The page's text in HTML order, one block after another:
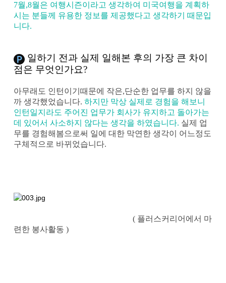
7월,8월은 여행시즌이라고 생각하여 미국여행을 계획하
시는 분들께 유용한 정보를 제공했다고 생각하기 때문입
니다.
일하기 전과 실제 일해본 후의 가장 큰 차이
점은 무엇 인가요?
아무래도 인턴이기때문에 작은,단순한 업무를 하지 않을
까 생각했었습니다. 하지만 막상 실제로 경험을 해보니
인턴일지라도 주어진 업무가 회사가 유지하고 돌아가는
데 있어서 사소하지 않다는 생각을 하였습니다. 실제 업
무를 경험해봄으로써 일에 대한 막연한 생각이 어느정도
구체적으로 바뀌었습니다.
( 플러스커리어에서 마
련한 봉사활동 )